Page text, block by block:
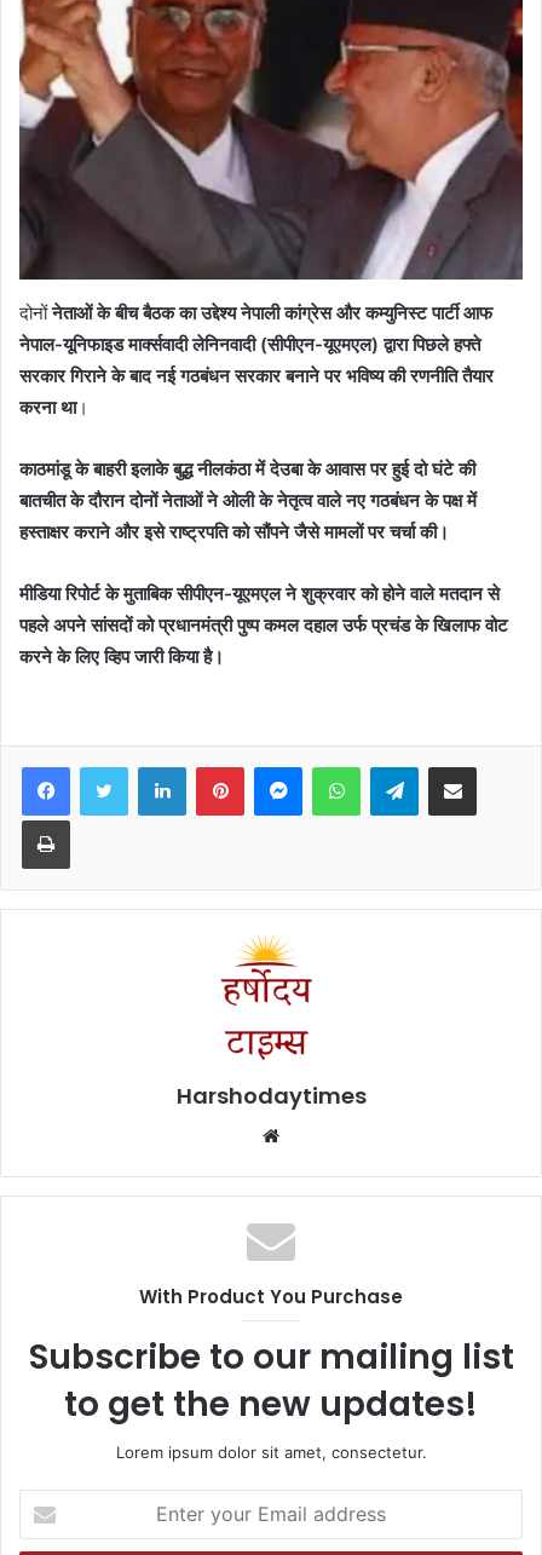
दोनोंनेताओं के बीच बैठक का उद्देश्य नेपाली कांग्रेस और कम्युनिस्ट पार्टी आफ
नेपाल-यूनिफाइड मा‌र्क्सवादी लेनिनवादी (सीपीएन-यूएमएल) द्वारा पिछले हफ्ते
सरकार गिराने के बाद नई गठबंधन सरकार बनाने पर भविष्य की रणनीति तैयार
करना था।
काठमांडू के बाहरी इलाके बुद्ध नीलकंठा में देउबा के आवास पर हुई दो घंटे की
बातचीत के दौरान दोनों नेताओं ने ओली के नेतृत्व वाले नए गठबंधन के पक्ष में
हस्ताक्षर कराने और इसे राष्ट्रपति को सौंपने जैसे मामलों पर चर्चा की।
मीडिया रिपोर्ट के मुताबिक सीपीएन-यूएमएल ने शुक्रवार को होने वाले मतदान से
पहले अपने सांसदों को प्रधानमंत्री पुष्प कमल दहाल उर्फ प्रचंड के खिलाफ वोट
करने के लिए व्हिप जारी किया है।
FacebookTwitter LinkedInPinterestMessengerWhatsAppTelegramShare via Email
Print
Harshodaytimes
Website
With Product You Purchase
Subscribe to our mailing list
to get the new updates!
Lorem ipsum dolor sit amet, consectetur.
your
Email